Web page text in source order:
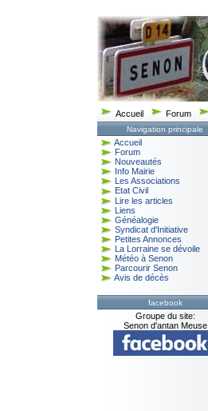
Accueil Forum
Navigation principale
Accueil
Forum
Nouveautés
Info Mairie
Les Associations
Etat Civil
Lire les articles
Liens
Généalogie
Syndicat d'Initiative
Petites Annonces
La Lorraine se dévoile
Météo à Senon
Parcourir Senon
Avis de décès
facebook
Groupe du site:
Senon d'antan Meuse